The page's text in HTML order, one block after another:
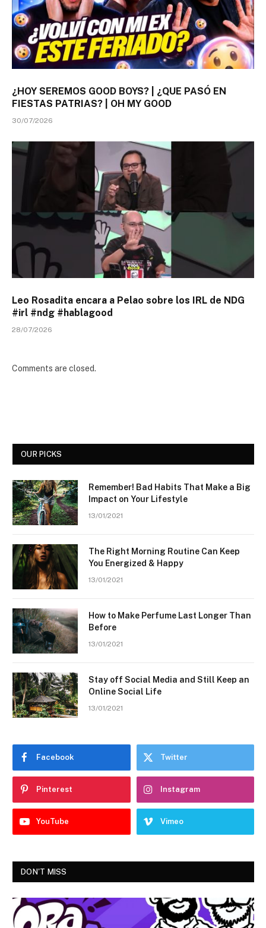
¿HOY SEREMOS GOOD BOYS? | ¿QUE PASÓ EN
FIESTAS PATRIAS? | OH MY GOOD
30/07/2026
Leo Rosadita encara a Pelao sobre los IRL de NDG
#irl #ndg #hablagood
28/07/2026
Comments are closed.
OUR PICKS
Remember! Bad Habits That Make a Big
Impact on Your Lifestyle
13/01/2021
The Right Morning Routine Can Keep
You Energized & Happy
13/01/2021
How to Make Perfume Last Longer Than
Before
13/01/2021
Stay off Social Media and Still Keep an
Online Social Life
13/01/2021
Facebook Twitter
Pinterest Instagram
YouTube Vimeo
DON'T MISS